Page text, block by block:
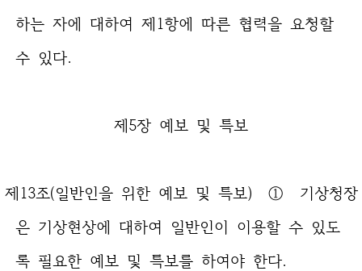
하는 자에 대하여 제1항에 따른 협력을 요청할
수 있다.
제5장 예보 및 특보
제13조(일반인을 위한 예보 및 특보) ① 기상청장
은 기상현상에 대하여 일반인이 이용할 수 있도
록 필요한 예보 및 특보를 하여야 한다.